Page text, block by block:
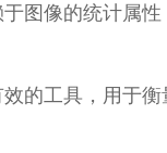
图像的统计属
的工具，用于